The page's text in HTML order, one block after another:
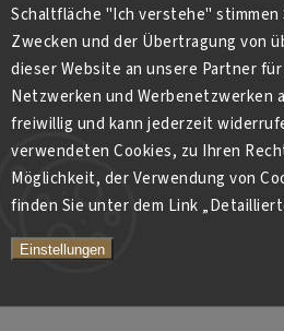
Schaltfläche "Ich verstehe" stimmen
Zwecken und der Übertragung von
dieser Website an unsere Partner
Netzwerken und Werbenetzwerken
freiwillig und kann jederzeit
verwendeten Cookies, zu Ihren
Möglichkeit, der Verwendung von
finden Sie unter dem Link
Einstellungen